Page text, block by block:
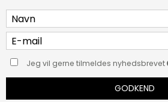
Jeg vil gerne tilmeldes nyhedsbrevet
GODKEND